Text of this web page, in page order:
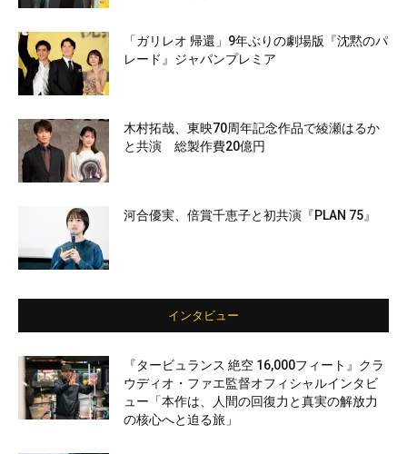
「ガリレオ 帰還」9年ぶりの劇場版『沈黙のパ
レード』ジャパンプレミア
木村拓哉、東映70周年記念作品で綾瀬はるか
と共演 総製作費20億円
河合優実、倍賞千恵子と初共演『PLAN 75』
インタビュー
『タービュランス 絶空 16,000フィート』クラ
ウディオ・ファエ監督オフィシャルインタビ
ュー「本作は、人間の回復力と真実の解放力
の核心へと迫る旅」